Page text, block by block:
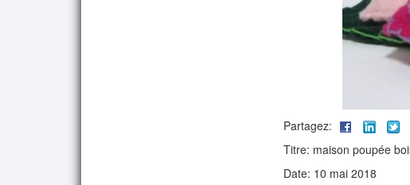
Partagez:
Titre: maison poupée
Date: 10 mai 2018